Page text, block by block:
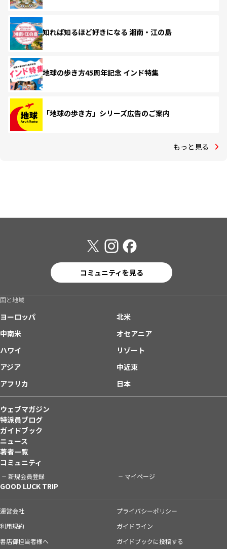
知れば知るほど好きになる 湘南・江の島
地球の歩き方45周年記念 インド特集
「地球の歩き方」シリーズ広告のご案内
もっと見る
コミュニティを見る
国と地域
ヨーロッパ
北米
中南米
オセアニア
ハワイ
リゾート
アジア
中近東
アフリカ
日本
ウェブマガジン
特派員ブログ
ガイドブック
ニュース
著者一覧
コミュニティ
新規会員登録 マイページ
GOOD LUCK TRIP
運営会社
プライバシーポリシー
利用規約
ガイドライン
書店御担当者様へ
ガイドブックに投稿する